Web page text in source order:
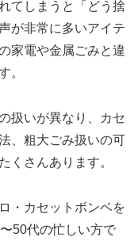
てしまうと「どう捨
が非常に多いアイテ
家電や金属ごみと違
。
扱いが異なり、カセ
、粗大ごみ扱いの可
くさんあります。
・カセットボンベを
50代の忙しい方で